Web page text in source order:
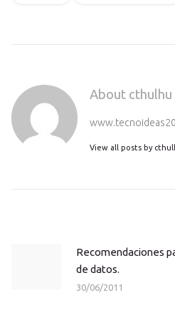
About cthulhu
View all posts by
entradasPrevious
post:
Recomendaciones
de datos.
30/06/2011